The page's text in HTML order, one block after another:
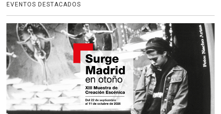
EVENTOS DESTACADOS